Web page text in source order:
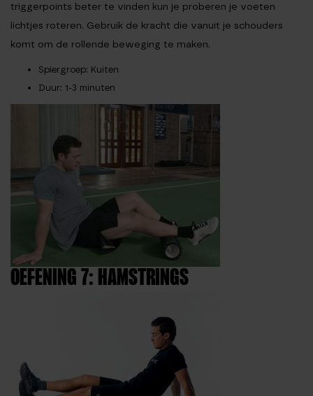
triggerpoints beter te vinden kun je proberen je voeten
lichtjes roteren. Gebruik de kracht die vanuit je schouders
komt om de rollende beweging te maken.
Spiergroep: Kuiten
Duur: 1-3 minuten
OEFENING 7: HAMSTRINGS